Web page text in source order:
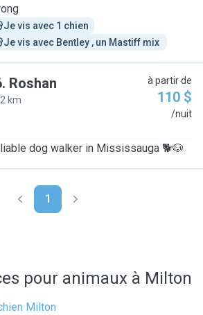
Je vis avec 1 chien
Je vis avec Bentley , un Mastiff mix
. Roshan
km
à partir de
110 $
/nuit
dog walker in Mississauga 🐕🐶
1
pour animaux à Milton
Milton